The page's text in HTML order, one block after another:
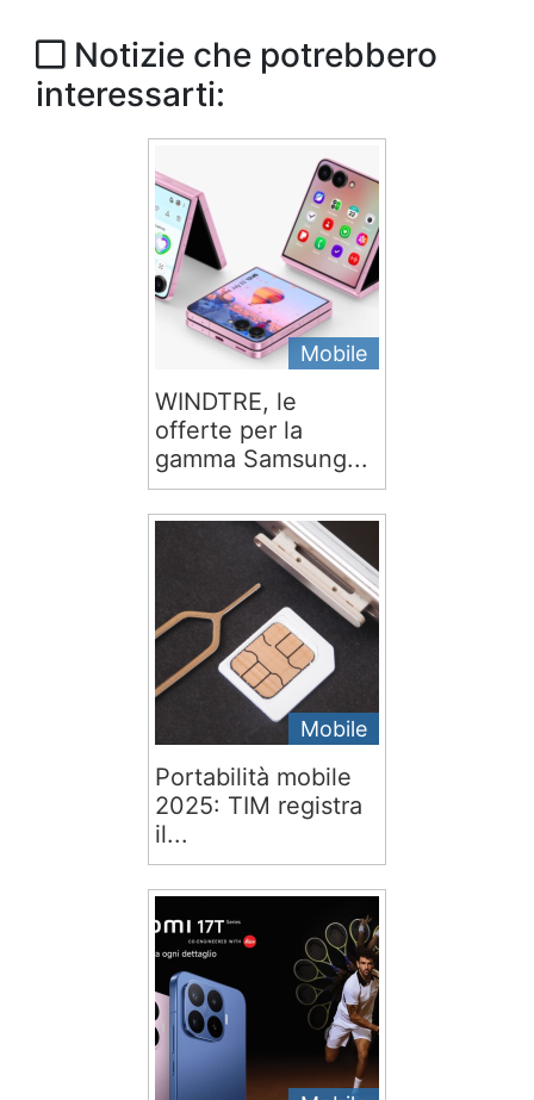
Notizie che potrebbero
interessarti:
Mobile
WINDTRE, le
offerte per la
gamma Samsung...
Mobile
Portabilità mobile
2025: TIM registra
il...